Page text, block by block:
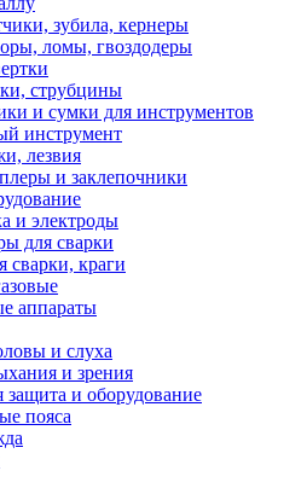
зубила, кернеры
ломы, гвоздодеры
струбцины
и сумки для инструментов
инструмент
лезвия
и заклепочники
и электроды
для сварки
сварки, краги
аппараты
и слуха
и зрения
и оборудование
пояса